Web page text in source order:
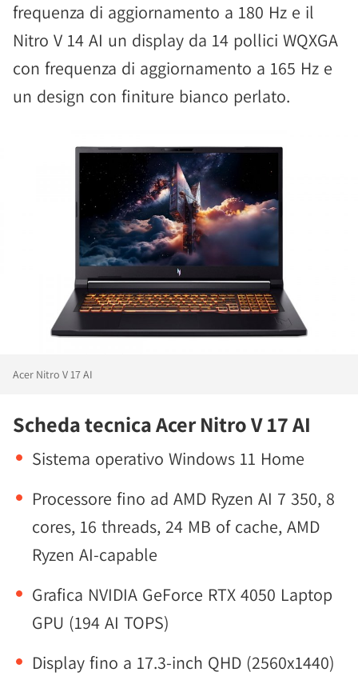
frequenza di aggiornamento a 180 Hz e il
Nitro V 14 AI un display da 14 pollici WQXGA
con frequenza di aggiornamento a 165 Hz e
un design con finiture bianco perlato.
Acer Nitro V 17 AI
Scheda tecnica Acer Nitro V 17 AI
Sistema operativo Windows 11 Home
Processore fino ad AMD Ryzen AI 7 350, 8
cores, 16 threads, 24 MB of cache, AMD
Ryzen AI-capable
Grafica NVIDIA GeForce RTX 4050 Laptop
GPU (194 AI TOPS)
Display fino a 17.3-inch QHD (2560x1440)